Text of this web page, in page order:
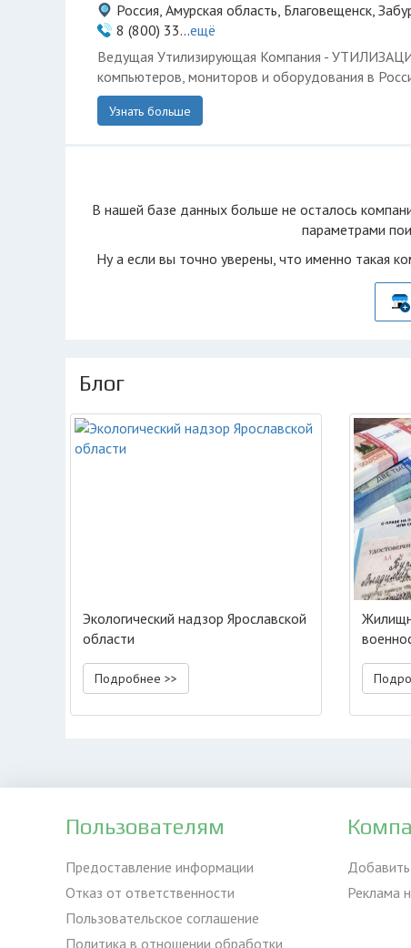
Россия, Амурская область, Благовещенск,
8 (800) 33...ещё
Ведущая Утилизирующая Компания -
компьютеров, мониторов и оборудования в
Узнать больше
В нашей базе данных больше не осталоcь
параметрами
Ну а если вы точно уверены, что именно такая
Блог
Экологический надзор Ярославской
области
Подробнее >>
жилья
Пользователям
Предоставление информации
Отказ от ответственности
Пользовательское соглашение
Политика в отношении обработки
Реклама